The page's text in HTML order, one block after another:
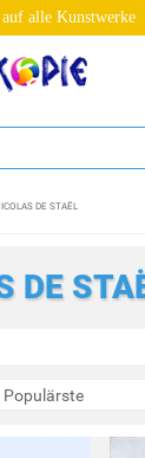
alle Kunstwerke
DE STAËL
DE
Populärste
Sortieren
nach